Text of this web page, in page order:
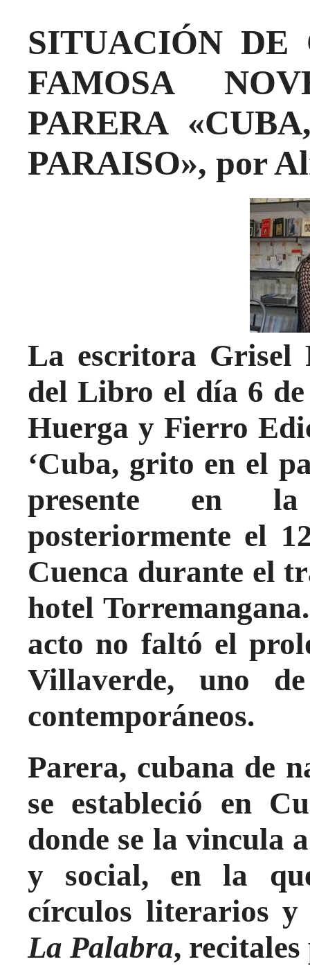
SITUACIÓN
FAMOSA
PARERA
PARAISO», por
La escritora Grisel
del Libro el día 6
Huerga y Fierro
‘Cuba, grito en el
presente en la
posteriormente el
Cuenca durante el
hotel
acto no faltó el
Villaverde, uno
contemporáneos.
Parera, cubana de
se estableció en
donde se la vincula
y social, en la
círculos literarios
La Palabra, recitales